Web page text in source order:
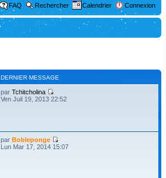
FAQ Rechercher Calendrier Connexion
DERNIER MESSAGE
par Tchitcholina
Ven Juil 19, 2013 22:52
par Bobleponge
Lun Mar 17, 2014 15:07